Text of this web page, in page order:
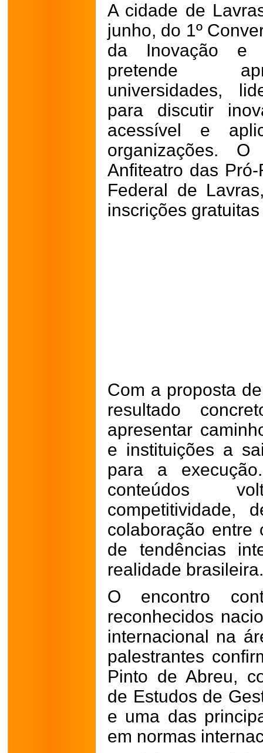
A cidade de
junho, do 1º
da Inovação e
pretende
universidades,
para discutir
acessível e
organizações.
Anfiteatro das
Federal de
inscrições
Com a proposta
resultado
apresentar
e instituições a
para a
conteúdos
competitividade,
colaboração entre
de tendências
realidade brasileira.
O encontro
reconhecidos
internacional na
palestrantes
Pinto de Abreu,
de Estudos de
e uma das
em normas